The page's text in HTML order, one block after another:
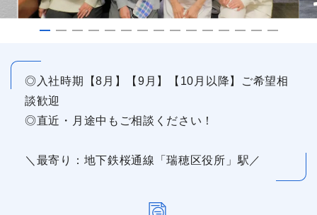
◎入社時期【8月】【9月】【10月以降】ご希望相
談歓迎
◎直近・月途中もご相談ください！
＼最寄り：地下鉄桜通線「瑞穂区役所」駅／